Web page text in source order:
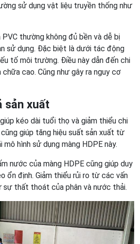
sử dụng vật liệu truyền thống như
PVC thường không đủ bền và dễ bị
sử dụng. Đặc biệt là dưới tác động
tố môi trường. Điều này dẫn đến chi
cao. Cũng như gây ra nguy cơ
sản xuất
kéo dài tuổi thọ và giảm thiểu chi
giúp tăng hiệu suất sản xuất từ
hình sử dụng màng HDPE này.
nước của màng HDPE cũng giúp duy
ổn định. Giảm thiểu rủi ro từ các vấn
thất thoát của phân và nước thải.